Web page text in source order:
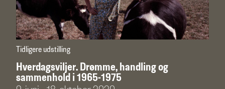
Tidligere udstilling
Hverdagsviljer. Drømme, handling og
sammenhold i 1965-1975